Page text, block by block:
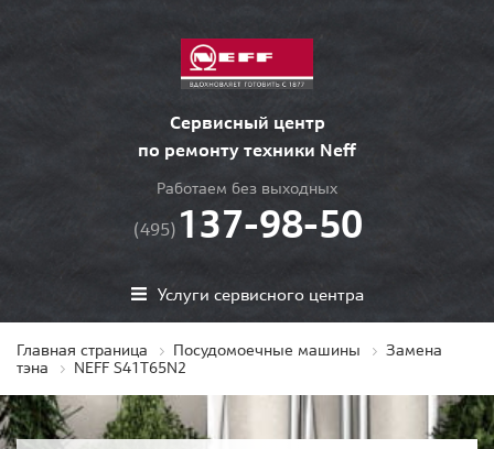
Сервисный центр
по ремонту техники Neff
Работаем без выходных
(495) 137-98-50
Услуги сервисного центра
Главная страница Посудомоечные машины
Замена
тэна
NEFF S41T65N2